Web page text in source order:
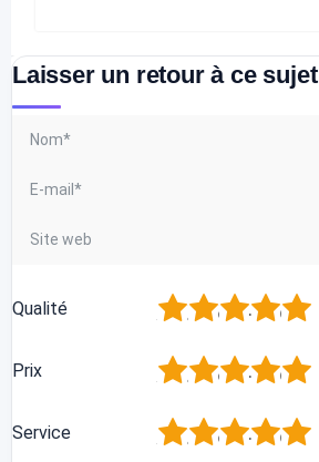
Laisser un retour à ce sujet
Qualité 5
4
3
2
Prix 5
4
3
2
Service 5
4
3
2